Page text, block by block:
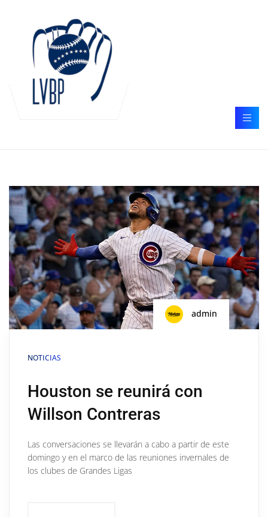
admin
NOTICIAS
Houston se reunirá con
Willson Contreras
Las conversaciones se llevarán a cabo a partir de este
domingo y en el marco de las reuniones invernales de
los clubes de Grandes Ligas